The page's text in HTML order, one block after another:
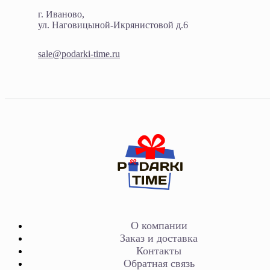
г. Иваново,
ул. Наговицыной-Икрянистовой д.6
sale@podarki-time.ru
О компании
Заказ и доставка
Контакты
Обратная связь